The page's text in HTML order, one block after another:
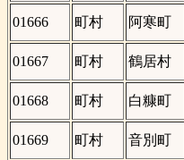
01666
町村 阿寒町
01667
町村 鶴居村
01668
町村 白糠町
01669
町村 音別町